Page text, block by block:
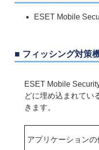
ESET Mobile
■ フィッシング対策
ESET Mobile
どに埋め込まれてい
きます。
アプリケーションの